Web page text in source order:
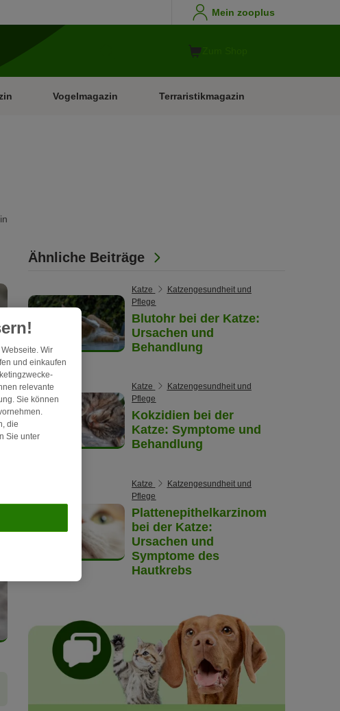
Mein zooplus
Vogelmagazin Terraristikmagazin
Ähnliche Beiträge
Katze
Katzengesundheit und
Pflege
Blutohr bei der Katze:
Ursachen und
Behandlung
Katze
Katzengesundheit und
Pflege
Kokzidien bei der
Katze: Symptome und
Behandlung
Katze
Katzengesundheit und
Pflege
Plattenepithelkarzinom
bei der Katze:
Ursachen und
Symptome des
Hautkrebs
Wir
und einkaufen
relevante
Sie können
die
Sie unter